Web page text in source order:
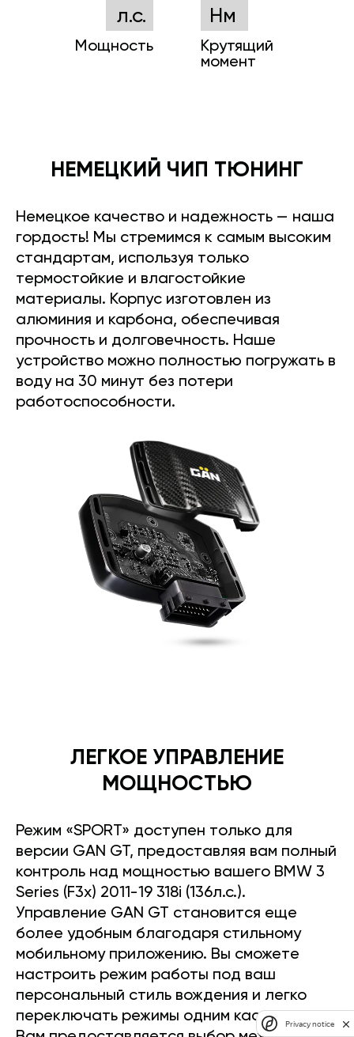
л.с.
Мощность
Нм
Крутящий
момент
НЕМЕЦКИЙ ЧИП ТЮНИНГ
Немецкое качество и надежность — наша
гордость! Мы стремимся к самым высоким
стандартам, используя только
термостойкие и влагостойкие
материалы. Корпус изготовлен из
алюминия и карбона, обеспечивая
прочность и долговечность. Наше
устройство можно полностью погружать в
воду на 30 минут без потери
работоспособности.
ЛЕГКОЕ УПРАВЛЕНИЕ
МОЩНОСТЬЮ
Режим «SPORT» доступен только для
версии GAN GT, предоставляя вам полный
контроль над мощностью вашего BMW 3
Series (F3x) 2011-19 318i (136л.с.).
Управление GAN GT становится еще
более удобным благодаря стильному
мобильному приложению. Вы сможете
настроить режим работы под ваш
персональный стиль вождения и легко
переключать режимы одним касанием.Privacy notice